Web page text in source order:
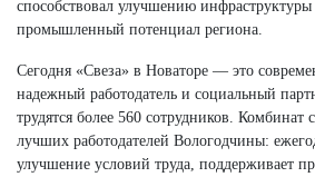
способствовал улучшению
промышленный потенциал региона.
Сегодня «Свеза» в Новаторе — это
надежный работодатель и социальный
трудятся более 560 сотрудников. Комбинат
лучших работодателей Вологодчины:
улучшение условий труда, поддерживает